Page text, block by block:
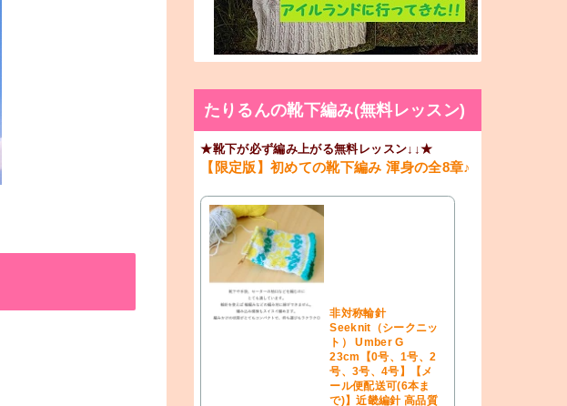
たりるんの靴下編み(無料レッスン)
★靴下が必ず編み上がる無料レッスン↓↓★
【限定版】初めての靴下編み 渾身の全8章♪
非対称輪針
Seeknit（シークニッ
ト） Umber G
23cm【0号、1号、2
号、3号、4号】【メ
ール便配送可(6本ま
で)】近畿編針 高品質